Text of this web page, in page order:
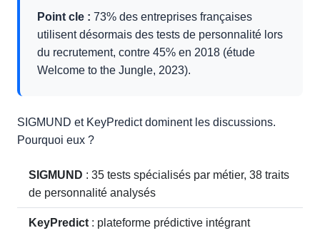
Point cle : 73% des entreprises françaises
utilisent désormais des tests de personnalité lors
du recrutement, contre 45% en 2018 (étude
Welcome to the Jungle, 2023).
SIGMUND et KeyPredict dominent les discussions.
Pourquoi eux ?
SIGMUND : 35 tests spécialisés par métier, 38 traits
de personnalité analysés
KeyPredict : plateforme prédictive intégrant